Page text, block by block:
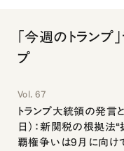
「今週のトランプ
プ
Vol. 67
トランプ大統領の発言
日）：新関税の根拠法“
覇権争いは9月に向け